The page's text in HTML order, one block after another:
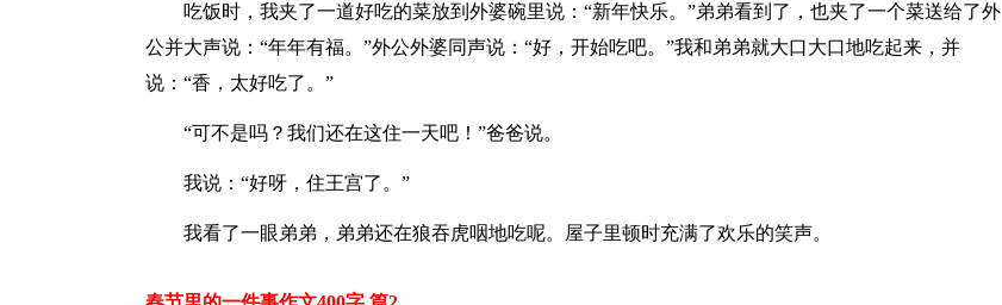
吃饭时，我夹了一道好吃的菜放到外婆碗里说：“新年快乐。”弟弟看到了，也夹了一个菜送给了外
公并大声说：“年年有福。”外公外婆同声说：“好，开始吃吧。”我和弟弟就大口大口地吃起来，并
说：“香，太好吃了。”
“可不是吗？我们还在这住一天吧！”爸爸说。
我说：“好呀，住王宫了。”
我看了一眼弟弟，弟弟还在狼吞虎咽地吃呢。屋子里顿时充满了欢乐的笑声。